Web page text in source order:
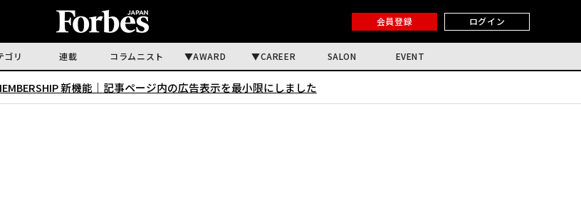
会員登録 ログイン
ゴリ 連載 コラムニスト AWARD CAREER SALON EVENT
新機能｜ 記事ページ内の広告表示を最小限にしました